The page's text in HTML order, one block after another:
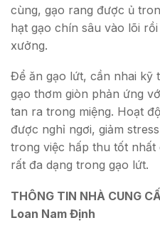
cùng, gạo rang được ủ
hạt gạo chín sâu vào lõi
xưởng.
Để ăn gạo lứt, cần nhai kỹ
gạo thơm giòn phản ứng
tan ra trong miệng. Hoạt
được nghỉ ngơi, giảm
trong việc hấp thu tốt
rất đa dạng trong gạo lứt.
THÔNG TIN NHÀ CUNG
Loan Nam Định